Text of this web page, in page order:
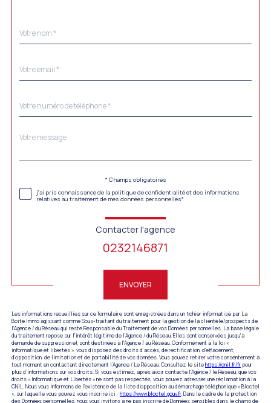
par
*
*
*
Fieldset
Message
*
* Champs obligatoires
j'ai pris connaissance de la politique de confidentialité et des informations
relatives au traitement de mes données personnelles*
Contacter l'agence
0232146871
ENVOYER
Les informations recueillies sur ce formulaire sont enregistrées dans un fichier informatisé par La
Boite Immo agissant comme Sous-traitant du traitement pour la gestion de la clientèle/prospects de
l'Agence / du Réseau qui reste Responsable du Traitement de vos Données personnelles. La base légale
du traitement repose sur l'intérêt légitime de l'Agence / du Réseau. Elles sont conservées jusqu'à
demande de suppression et sont destinées à l'Agence / au Réseau. Conformément à la loi «
informatique et libertés », vous disposez des droits d’accès, de rectification, d’effacement,
d’opposition, de limitation et de portabilité de vos données. Vous pouvez retirer votre consentement à
tout moment en contactant directement l’Agence / Le Réseau. Consultez le sitehttps://cnil.fr/fr pour
plus d’informations sur vos droits. Si vous estimez, après avoir contacté l'Agence / le Réseau, que vos
droits « Informatique et Libertés » ne sont pas respectés, vous pouvez adresser une réclamation à la
CNIL. Nous vous informons de l’existence de la liste d'opposition au démarchage téléphonique « Bloctel
», sur laquelle vous pouvez vous inscrire ici : https://www.bloctel.gouv.fr. Dans le cadre de la protection
des Données personnelles, nous vous invitons à ne pas inscrire de Données sensibles dans le champ de